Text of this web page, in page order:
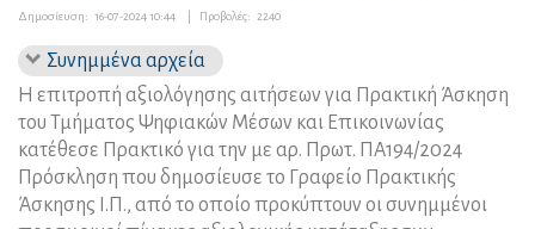
Δημοσίευση: 16-07-2024 10:44 Προβολές: 2240
Συνημμένα αρχεία
Η επιτροπή αξιολόγησης αιτήσεων για Πρακτική Άσκηση
του Τμήματος Ψηφιακών Μέσων και Επικοινωνίας
κατέθεσε Πρακτικό για την με αρ. Πρωτ. ΠΑ194/2024
Πρόσκληση που δημοσίευσε το Γραφείο Πρακτικής
Άσκησης Ι.Π., από το οποίο προκύπτουν οι συνημμένοι